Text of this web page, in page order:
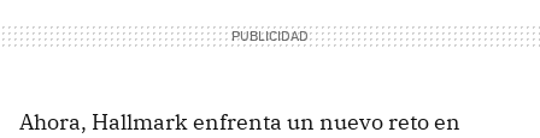
Ahora, Hallmark enfrenta un nuevo reto en